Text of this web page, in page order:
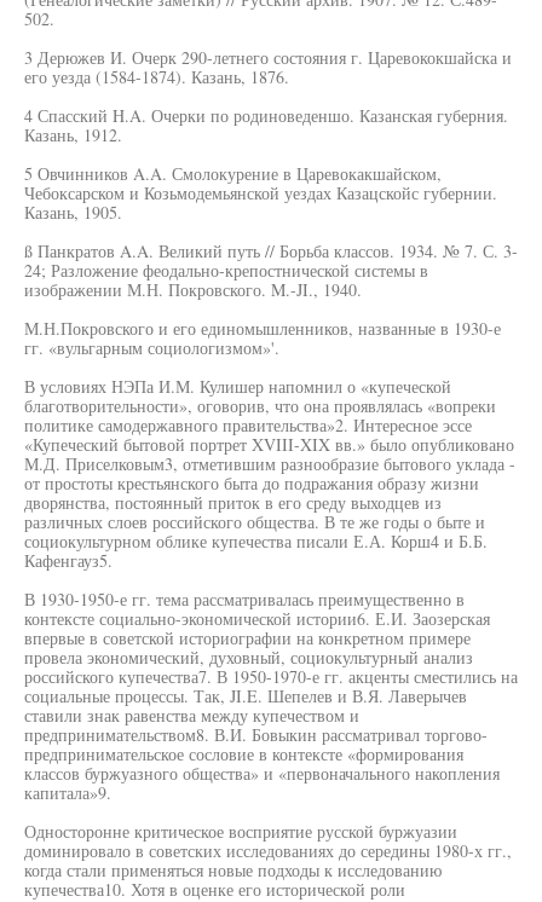
502.
3 Дерюжев И. Очерк 290-летнего состояния г. Царевококшайска и
его уезда (1584-1874). Казань, 1876.
4 Спасский H.A. Очерки по родиноведеншо. Казанская губерния.
Казань, 1912.
5 Овчинников A.A. Смолокурение в Царевокакшайском,
Чебоксарском и Козьмодемьянской уездах Казацскойс губернии.
Казань, 1905.
ß Панкратов A.A. Великий путь // Борьба классов. 1934. № 7. С. 3-
24; Разложение феодально-крепостнической системы в
изображении М.Н. Покровского. M.-JI., 1940.
М.Н.Покровского и его единомышленников, названные в 1930-е
гг. «вульгарным социологизмом»'.
В условиях НЭПа И.М. Кулишер напомнил о «купеческой
благотворительности», оговорив, что она проявлялась «вопреки
политике самодержавного правительства»2. Интересное эссе
«Купеческий бытовой портрет XVIII-XIX вв.» было опубликовано
М.Д. Приселковым3, отметившим разнообразие бытового уклада -
от простоты крестьянского быта до подражания образу жизни
дворянства, постоянный приток в его среду выходцев из
различных слоев российского общества. В те же годы о быте и
социокультурном облике купечества писали Е.А. Корш4 и Б.Б.
Кафенгауз5.
В 1930-1950-е гг. тема рассматривалась преимущественно в
контексте социально-экономической истории6. Е.И. Заозерская
впервые в советской историографии на конкретном примере
провела экономический, духовный, социокультурный анализ
российского купечества7. В 1950-1970-е гг. акценты сместились на
социальные процессы. Так, JI.E. Шепелев и В.Я. Лаверычев
ставили знак равенства между купечеством и
предпринимательством8. В.И. Бовыкин рассматривал торгово-
предпринимательское сословие в контексте «формирования
классов буржуазного общества» и «первоначального накопления
капитала»9.
Односторонне критическое восприятие русской буржуазии
доминировало в советских исследованиях до середины 1980-х гг.,
когда стали применяться новые подходы к исследованию
купечества10. Хотя в оценке его исторической роли